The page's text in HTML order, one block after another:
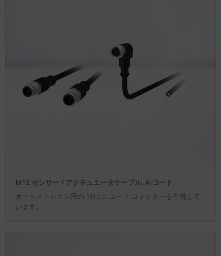
M12 センサー / アクチュエータケーブル, A-コード
オートメーション用の M12 A-コード コネクターを準備して
います。